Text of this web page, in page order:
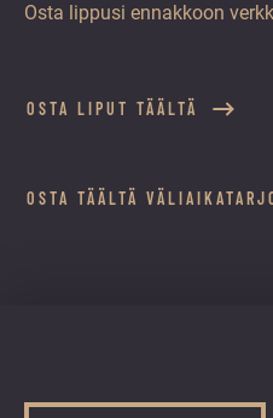
Osta lippusi ennakkoon
OSTA LIPUT TÄÄLTÄ
OSTA TÄÄLTÄ